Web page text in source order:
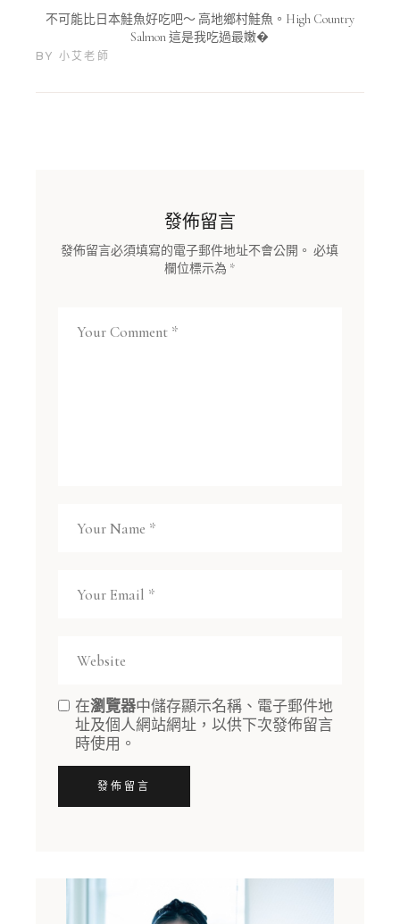
不可能比日本鮭魚好吃吧～ 高地鄉村鮭魚。High Country
Salmon 這是我吃過最嫩�
BY 小艾老師
發佈留言
發佈留言必須填寫的電子郵件地址不會公開。 必填
欄位標示為 *
在瀏覽器中儲存顯示名稱、電子郵件地
址及個人網站網址，以供下次發佈留言
時使用。
發佈留言